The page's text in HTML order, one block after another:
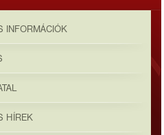
INFORMÁCIÓK
HÍREK